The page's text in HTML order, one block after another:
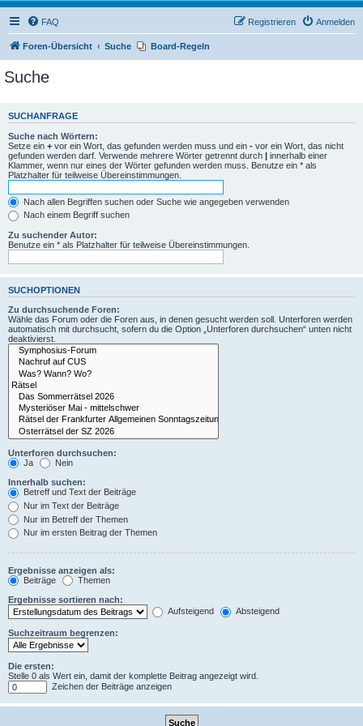
FAQ Anmelden
Registrieren
Foren-Übersicht Suche Board-Regeln
Suche
SUCHANFRAGE
Suche nach Wörtern:
Setze ein + vor ein Wort, das gefunden werden muss und ein - vor ein Wort, das nicht
gefunden werden darf. Verwende mehrere Wörter getrennt durch | innerhalb einer
Klammer, wenn nur eines der Wörter gefunden werden muss. Benutze ein * als
Platzhalter für teilweise Übereinstimmungen.
Nach allen Begriffen suchen oder Suche wie angegeben verwenden
Nach einem Begriff suchen
Zu suchender Autor:
Benutze ein * als Platzhalter für teilweise Übereinstimmungen.
SUCHOPTIONEN
Zu durchsuchende Foren:
Wähle das Forum oder die Foren aus, in denen gesucht werden soll. Unterforen werden
automatisch mit durchsucht, sofern du die Option „Unterforen durchsuchen“ unten nicht
deaktivierst.
Unterforen durchsuchen:
Ja
Nein
Innerhalb suchen:
Betreff und Text der Beiträge
Nur im Text der Beiträge
Nur im Betreff der Themen
Nur im ersten Beitrag der Themen
Ergebnisse anzeigen als:
Beiträge
Themen
Ergebnisse sortieren nach:
Aufsteigend
Absteigend
Suchzeitraum begrenzen:
Die ersten:
Stelle 0 als Wert ein, damit der komplette Beitrag angezeigt wird.
Zeichen der Beiträge anzeigen